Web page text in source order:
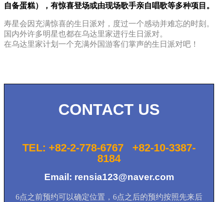
自备蛋糕），有惊喜登场或由现场歌手亲自唱歌等多种项目。
寿星会因充满惊喜的生日派对，度过一个感动并难忘的时刻。
国内外许多明星也都在乌达里家进行生日派对。
在乌达里家计划一个充满外国游客们掌声的生日派对吧！
CONTACT US
TEL: +82-2-778-6767 +82-10-3387-
8184
Email: rensia123@naver.com
6点之前预约可以确定位置，6点之后的预约按照先来后